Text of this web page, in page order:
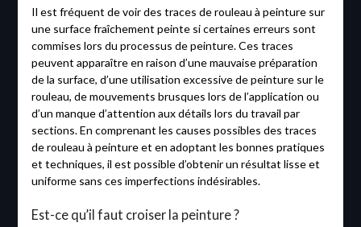
Il est fréquent de voir des traces de rouleau à peinture sur
une surface fraîchement peinte si certaines erreurs sont
commises lors du processus de peinture. Ces traces
peuvent apparaître en raison d’une mauvaise préparation
de la surface, d’une utilisation excessive de peinture sur le
rouleau, de mouvements brusques lors de l’application ou
d’un manque d’attention aux détails lors du travail par
sections. En comprenant les causes possibles des traces
de rouleau à peinture et en adoptant les bonnes pratiques
et techniques, il est possible d’obtenir un résultat lisse et
uniforme sans ces imperfections indésirables.
Est-ce qu’il faut croiser la peinture ?